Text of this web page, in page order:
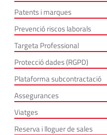
Patents i marques
Prevenció riscos laborals
Targeta Professional
Protecció dades (RGPD)
Plataforma subcontractació
Assegurances
Viatges
Reserva i lloguer de sales